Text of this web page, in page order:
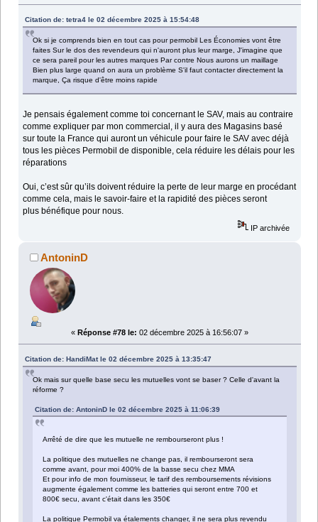
Citation de: tetra4 le 02 décembre 2025 à 15:54:48
Ok si je comprends bien en tout cas pour permobil Les Économies vont être
faites Sur le dos des revendeurs qui n'auront plus leur marge, J'imagine que
ce sera pareil pour les autres marques Par contre Nous aurons un maillage
Bien plus large quand on aura un problème S'il faut contacter directement la
marque, Ça risque d'être moins rapide
Je pensais également comme toi concernant le SAV, mais au contraire
comme expliquer par mon commercial, il y aura des Magasins basé
sur toute la France qui auront un véhicule pour faire le SAV avec déjà
tous les pièces Permobil de disponible, cela réduire les délais pour les
réparations
Oui, c’est sûr qu’ils doivent réduire la perte de leur marge en procédant
comme cela, mais le savoir-faire et la rapidité des pièces seront
plus bénéfique pour nous.
IP archivée
AntoninD
« Réponse #78 le: 02 décembre 2025 à 16:56:07 »
Citation de: HandiMat le 02 décembre 2025 à 13:35:47
Ok mais sur quelle base secu les mutuelles vont se baser ? Celle d'avant la
réforme ?
Citation de: AntoninD le 02 décembre 2025 à 11:06:39
Arrêté de dire que les mutuelle ne rembourseront plus !
La politique des mutuelles ne change pas, il rembourseront sera
comme avant, pour moi 400% de la basse secu chez MMA
Et pour info de mon fournisseur, le tarif des remboursements révisions
augmente également comme les batteries qui seront entre 700 et
800€ secu, avant c'était dans les 350€
La politique Permobil va étalements changer, il ne sera plus revendu